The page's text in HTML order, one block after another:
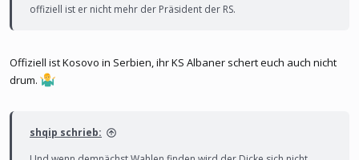
offiziell ist er nicht mehr der Präsident der RS.
Offiziell ist Kosovo in Serbien, ihr KS Albaner schert euch auch nicht
drum.
shqip schrieb: